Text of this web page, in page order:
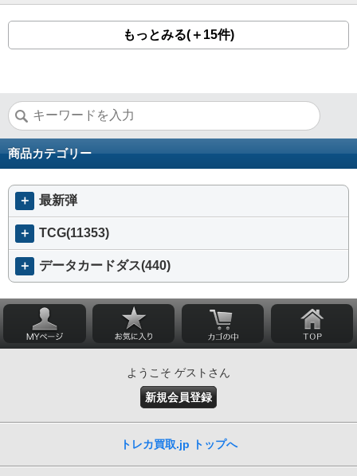
もっとみる(＋15件)
商品カテゴリー
＋ 最新弾
＋ TCG(11353)
＋ データカードダス(440)
ようこそ ゲストさん
新規会員登録
トレカ買取.jp トップへ